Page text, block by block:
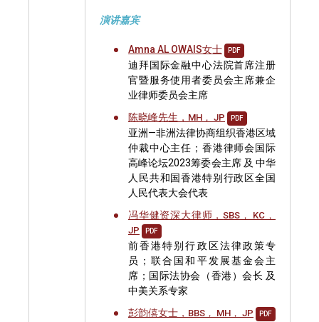
演讲嘉宾
Amna AL OWAIS女士 PDF
迪拜国际金融中心法院首席注册
官暨服务使用者委员会主席兼企
业律师委员会主席
陈晓峰先生， MH， JP PDF
亚洲—非洲法律协商组织香港区域
仲裁中心主任；香港律师会国际
高峰论坛2023筹委会主席 及 中华
人民共和国香港特别行政区全国
人民代表大会代表
冯华健资深大律师，SBS， KC，
JP
PDF
前香港特别行政区法律政策专
员；联合国和平发展基金会主
席；国际法协会（香港）会长 及
中美关系专家
彭韵僖女士， BBS， MH， JP PDF